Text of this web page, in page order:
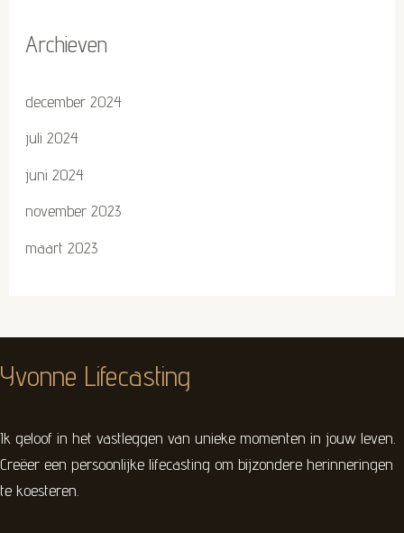
Archieven
december 2024
juli 2024
juni 2024
november 2023
maart 2023
Yvonne Lifecasting
Ik geloof in het vastleggen van unieke momenten in jouw leven.
Creëer een persoonlijke lifecasting om bijzondere herinneringen
te koesteren.